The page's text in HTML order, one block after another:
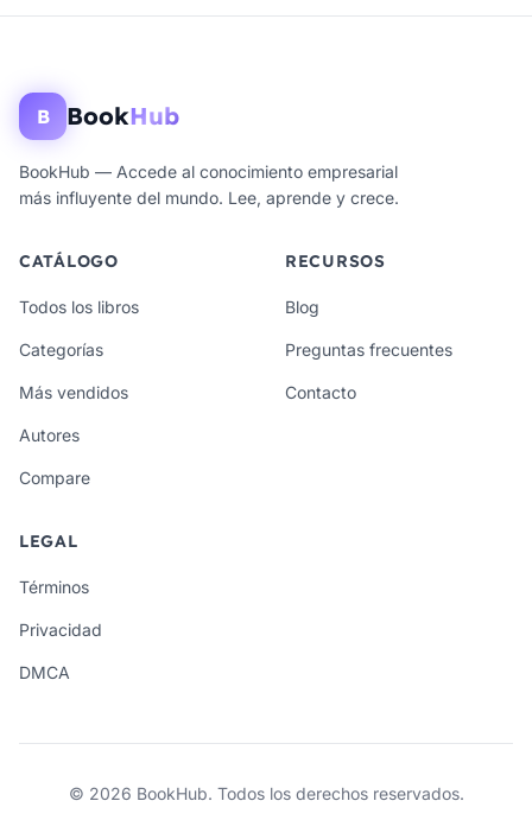
B BookHub
BookHub — Accede al conocimiento empresarial
más influyente del mundo. Lee, aprende y crece.
CATÁLOGO
Todos los libros
Categorías
Más vendidos
Autores
Compare
RECURSOS
Blog
Preguntas frecuentes
Contacto
LEGAL
Términos
Privacidad
DMCA
© 2026 BookHub. Todos los derechos reservados.